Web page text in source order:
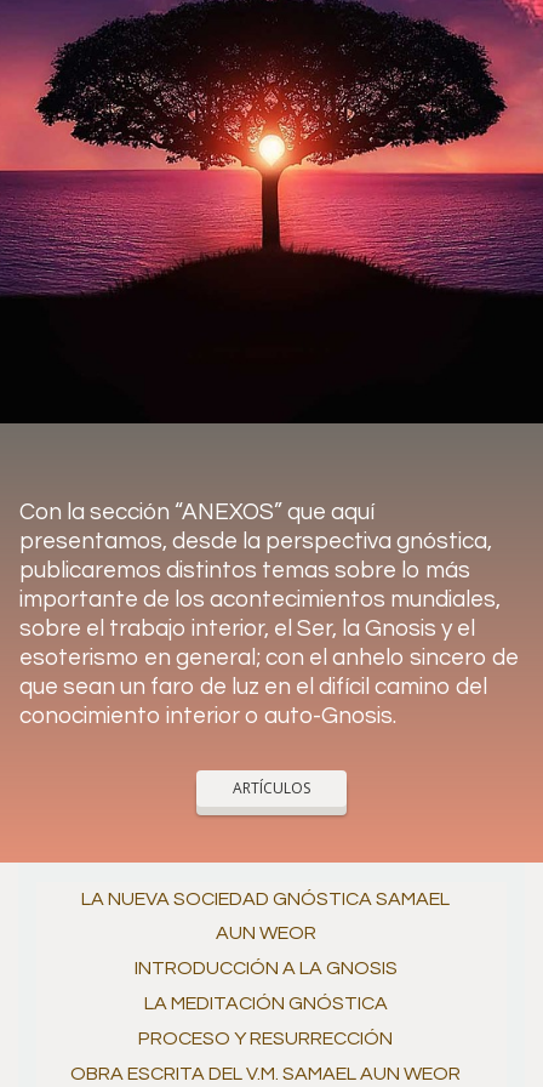
Con la sección “ANEXOS” que aquí
presentamos, desde la perspectiva gnóstica,
publicaremos distintos temas sobre lo más
importante de los acontecimientos mundiales,
sobre el trabajo interior, el Ser, la Gnosis y el
esoterismo en general; con el anhelo sincero de
que sean un faro de luz en el difícil camino del
conocimiento interior o auto-Gnosis.
ARTÍCULOS
LA NUEVA SOCIEDAD GNÓSTICA SAMAEL
AUN WEOR
INTRODUCCIÓN A LA GNOSIS
LA MEDITACIÓN GNÓSTICA
PROCESO Y RESURRECCIÓN
OBRA ESCRITA DEL V.M. SAMAEL AUN WEOR